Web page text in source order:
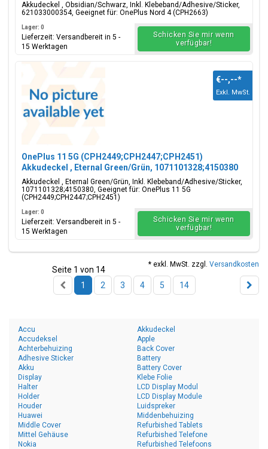
Akkudeckel , Obsidian/Schwarz, Inkl. Klebeband/Adhesive/Sticker,
621033000354, Geeignet für: OnePlus Nord 4 (CPH2663)
Lager: 0
Lieferzeit: Versandbereit in 5 -
15 Werktagen
Schicken Sie mir wenn
verfügbar!
OnePlus 11 5G (CPH2449;CPH2447;CPH2451)
Akkudeckel , Eternal Green/Grün, 1071101328;4150380
Akkudeckel , Eternal Green/Grün, Inkl. Klebeband/Adhesive/Sticker,
1071101328;4150380, Geeignet für: OnePlus 11 5G
(CPH2449;CPH2447;CPH2451)
€--,--*
Exkl. MwSt.
Lager: 0
Lieferzeit: Versandbereit in 5 -
15 Werktagen
Schicken Sie mir wenn
verfügbar!
* exkl. MwSt. zzgl. Versandkosten
Seite 1 von 14
1
2 3 4 5 14
Accu
Accudeksel
Achterbehuizing
Adhesive Sticker
Akku
Akkudeckel
Apple
Back Cover
Battery
Battery Cover
Display
Halter
Holder
Houder
Huawei
Klebe Folie
LCD Display Modul
LCD Display Module
Luidspreker
Middenbehuizing
Middle Cover
Mittel Gehäuse
Nokia
Refurbished Tablets
Refurbished Telefone
Refurbished Telefoons